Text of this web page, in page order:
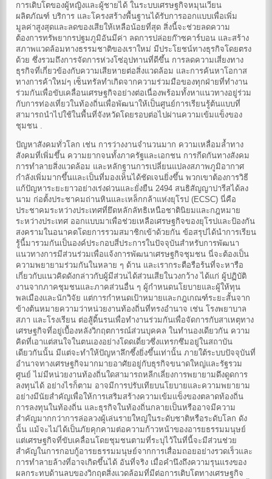
การเติบโตของผู้หญิงและผู้ชายได้ ในระบบเศรษฐกิจหมุนเวียน
ผลิตภัณฑ์ บริการ และโครงสร้างพื้นฐานได้รับการออกแบบเพื่อเพิ่ม
มูลค่าสูงสุดและลดของเสียให้เหลือน้อยที่สุด สิ่งนี้จะช่วยลดความ
ต้องการทรัพยากรปฐมภูมิอันมีค่า ลดการปล่อยก๊าซคาร์บอน และสร้าง
สภาพแวดล้อมทางธรรมชาติของเราใหม่ มีประโยชน์ทางธุรกิจโดยตรง
ด้วย ซึ่งรวมถึงการจัดการห่วงโซ่อุปทานที่ดีขึ้น การลดความเสี่ยงทาง
ธุรกิจที่เกี่ยวข้องกับความเสียหายต่อสิ่งแวดล้อม และการค้นหาโอกาส
ทางการค้าใหม่ๆ เซ็นทรัลทำเกิดจากความร่วมมือของทุกฝ่ายที่ทำงาน
ร่วมกันเพื่อขับเคลื่อนเศรษฐกิจอย่างต่อเนื่องพร้อมทั้งหาแนวทางอยู่ร่วม
กับการท่องเที่ยวในท้องถิ่นเพื่อพัฒนาให้เป็นศูนย์การเรียนรู้ต้นแบบที่
สามารถนำไปใช้ในพื้นที่จังหวัดโดยรอบต่อไปผ่านความเข้มแข็งของ
ชุมชน .
ปัญหาสังคมทั่วโลก เช่น การว่างงานจำนวนมาก ความเหลื่อมล้ำทาง
สังคมที่เพิ่มขึ้น ความยากจนทั้งภาครัฐและเอกชน การกีดกันทางสังคม
การทำลายสิ่งแวดล้อม และหลักฐานการเปลี่ยนแปลงสภาพภูมิอากาศ
กำลังเพิ่มมากขึ้นและเป็นที่มองเห็นได้ชัดเจนยิ่งขึ้น พวกเขาต้องการวิธี
แก้ปัญหาระยะยาวอย่างเร่งด่วนและยั่งยืน 2494 สนธิสัญญาปารีสได้ลง
นาม ก่อตั้งประชาคมถ่านหินและเหล็กกล้าแห่งยุโรป (ECSC) นี่คือ
ประชาคมระหว่างประเทศที่ยึดหลักลัทธิเหนือชาตินิยมและกฎหมาย
ระหว่างประเทศ ออกแบบมาเพื่อช่วยเหลือเศรษฐกิจของยุโรปและป้องกัน
สงครามในอนาคตโดยการรวมสมาชิกเข้าด้วยกัน ข้อสรุปได้นำการเรียน
รู้นี้มารวมกันเป็นองค์ประกอบสี่ประการในปัจจุบันสำหรับการพัฒนา
แนวทางการมีส่วนร่วมเพื่อแจ้งการพัฒนาเศรษฐกิจชุมชน นี่จะต้องเป็น
ความพยายามร่วมกันในหลาย ๆ ด้าน และเรากระตือรือร้นที่จะหารือ
เกี่ยวกับแนวคิดดังกล่าวกับผู้มีส่วนได้ส่วนเสียในวงกว้าง ได้แก่ ผู้ปฏิบัติ
งานจากภาคชุมชนและภาคส่วนอื่น ๆ ผู้กำหนดนโยบายและผู้ให้ทุน
พลเมืองและนักวิจัย แต่การกำหนดเป้าหมายและกฎเกณฑ์ระยะสั้นจาก
ข้างต้นหมายความว่าหน่วยงานท้องถิ่นที่ทรงอำนาจ เช่น โรงพยาบาล
สภา และโรงเรียน ต่อสู้ดิ้นรนเพื่อทำงานร่วมกันเพื่อจัดการกับสาเหตุทาง
เศรษฐกิจที่อยู่เบื้องหลังวิกฤตการณ์ส่วนบุคคล ในทำนองเดียวกัน ความ
คิดที่เอาแต่สนใจในตนเองอย่างโดดเดี่ยวซึ่งแทรกซึมอยู่ในสถาบัน
เดียวกันนั้น มีแต่จะทำให้ปัญหาลึกซึ้งยิ่งขึ้นเท่านั้น ภายใต้ระบบปัจจุบันที่
อำนาจทางเศรษฐกิจมากมายอาศัยอยู่กับธุรกิจขนาดใหญ่และรัฐรวม
ศูนย์ ไม่มีหน่วยงานท้องถิ่นใดสามารถหลีกเลี่ยงการพยายามดึงดูดการ
ลงทุนได้ อย่างไรก็ตาม อาจมีการปรับเทียบนโยบายและความพยายาม
อย่างมีนัยสำคัญเพื่อให้การเสริมสร้างความเข้มแข็งของตลาดท้องถิ่น
การลงทุนในท้องถิ่น และธุรกิจในท้องถิ่นกลายเป็นหรืออาจมีความ
สำคัญมากกว่าการล่อลวงผู้เล่นรายใหญ่ในระดับชาติหรือระดับโลก ดัง
นั้น แม้จะไม่ได้เป็นภัยคุกคามต่อความก้าวหน้าของอารยธรรมมนุษย์
แต่เศรษฐกิจที่ขับเคลื่อนโดยชุมชนตามที่ระบุไว้ในที่นี้จะมีส่วนช่วย
สำคัญในการกอบกู้อารยธรรมมนุษย์จากการเสื่อมถอยอย่างรวดเร็วและ
การทำลายล้างที่อาจเกิดขึ้นได้ อันที่จริง เมื่อคำนึงถึงความรุนแรงของ
ผลกระทบด้านลบของวิกฤตสิ่งแวดล้อมที่มีต่อการเติบโตทางเศรษฐกิจ